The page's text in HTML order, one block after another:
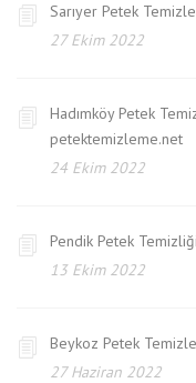
Sarıyer Petek
27 Ekim 2022
Hadımköy Petek
petektemizleme.net
24 Ekim 2022
Pendik Petek Temizliği
13 Ekim 2022
Beykoz Petek
27 Haziran 2022